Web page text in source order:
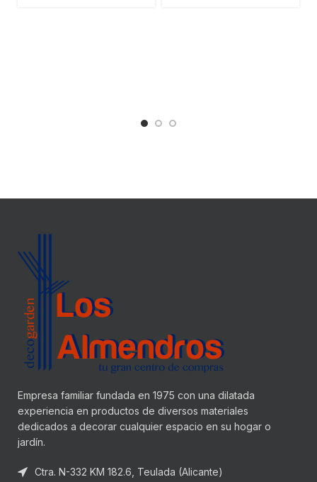
Empresa familiar fundada en 1975 con una dilatada
experiencia en productos de diversos materiales
dedicados a decorar cualquier espacio en su hogar o
jardín.
Ctra. N-332 KM 182.6, Teulada (Alicante)